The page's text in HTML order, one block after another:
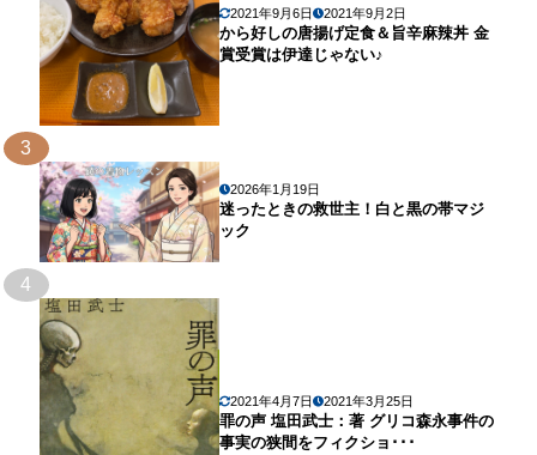
2021年9月6日 2021年9月2日
から好しの唐揚げ定食＆旨辛麻辣丼 金
賞受賞は伊達じゃない♪
3
2026年1月19日
迷ったときの救世主！白と黒の帯マジ
ック
4
2021年4月7日 2021年3月25日
罪の声 塩田武士：著 グリコ森永事件の
事実の狭間をフィクショ･･･